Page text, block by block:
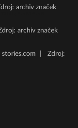
archiv značek
archiv značek
stories.com
Zdroj: